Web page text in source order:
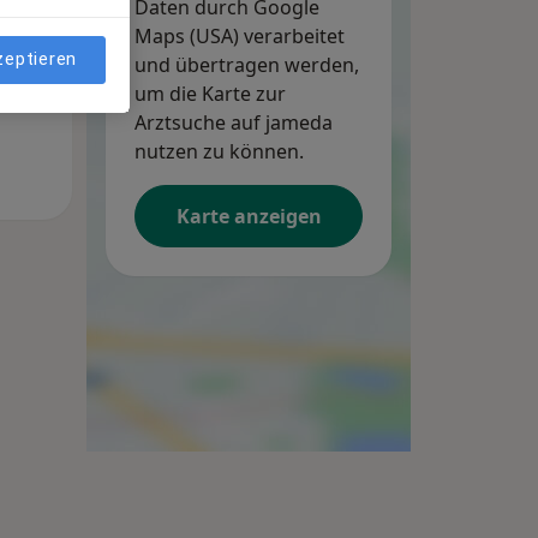
Daten durch Google
Maps (USA) verarbeitet
und übertragen werden,
um die Karte zur
Arztsuche auf jameda
nutzen zu können.
Karte anzeigen